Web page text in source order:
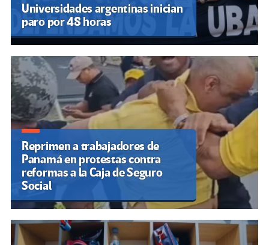
Universidades argentinas inician
paro por 48 horas
Reprimen a trabajadores de
Panamá en protestas contra
reformas a la Caja de Seguro
Social